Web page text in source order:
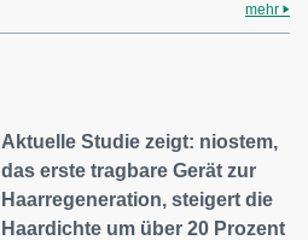
mehr
Aktuelle Studie zeigt: niostem,
das erste tragbare Gerät zur
Haarregeneration, steigert die
Haardichte um über 20 Prozent